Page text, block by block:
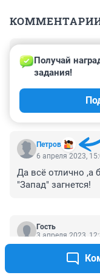
3 мая 2023, 14:43
НГС правильно
нашей новейшей
несколько другом
последствия
спирали, а
Петров
Получай
задания!
6 апреля 2023,
Да всё отлично ,а
"Запад" загнется!
Гость
3 апреля 2023,
1 труднве 90е -
упрааления